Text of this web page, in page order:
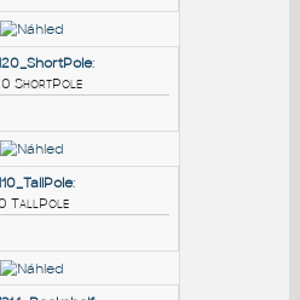
BLOKY
R1140 InLinePole
: